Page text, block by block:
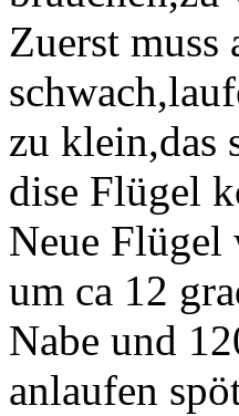
Zuerst muss
zu klein,das
dise Flügel
Neue Flügel
um ca 12
Nabe und
anlaufen